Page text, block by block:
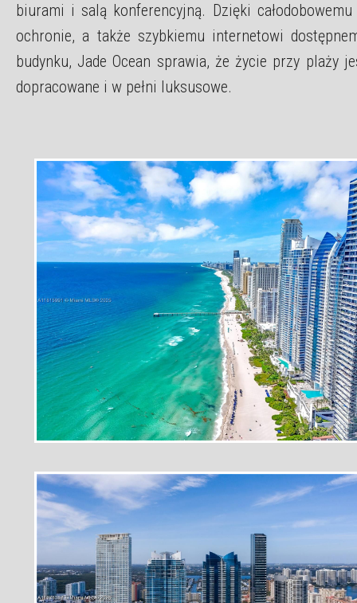
biurami i salą konferencyjną. Dzięki
ochronie, a także szybkiemu internetowi
budynku, Jade Ocean sprawia, że życie przy plaży
dopracowane i w pełni luksusowe.